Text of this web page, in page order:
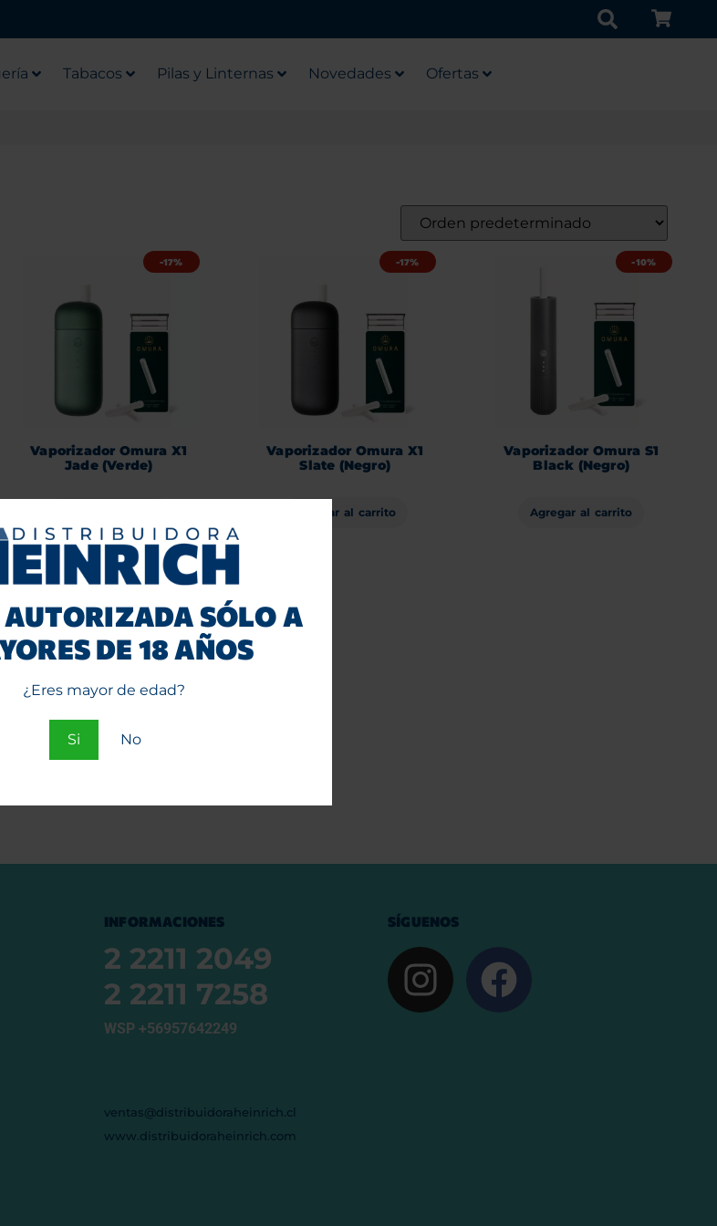
SÓLO A
DE 18 AÑOS
¿Eres mayor de edad?
Si No
Tabacos Pilas y Linternas Novedades Ofertas
-17%
Vaporizador Omura X1
Jade (Verde)
-17%
Vaporizador Omura X1
Slate (Negro)
Agregar al carrito
-10%
Vaporizador Omura S1
Black (Negro)
Agregar al carrito
INFORMACIONES
2 2211 2049
2 2211 7258
WSP +56957642249
ventas@distribuidoraheinrich.cl
www.distribuidoraheinrich.com
SÍGUENOS